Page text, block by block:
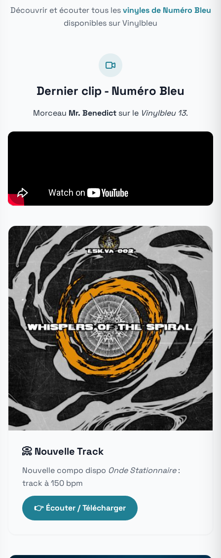
Découvrir et écouter tous lesvinyles de Numéro Bleu
disponibles sur Vinylbleu
Dernier clip - Numéro Bleu
Morceau Mr. Benedict sur le Vinylbleu 13.
📀 Nouvelle Track
Nouvelle compo dispo Onde Stationnaire:
track à 150 bpm
👉 Écouter / Télécharger